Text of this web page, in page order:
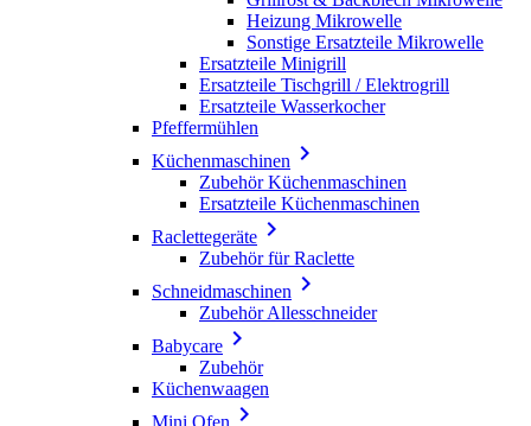
Heizung Mikrowelle
Sonstige Ersatzteile Mikrowelle
Ersatzteile Minigrill
Ersatzteile Tischgrill / Elektrogrill
Ersatzteile Wasserkocher
Pfeffermühlen
Küchenmaschinen 
Zubehör Küchenmaschinen
Ersatzteile Küchenmaschinen
Raclettegeräte 
Zubehör für Raclette
Schneidmaschinen 
Zubehör Allesschneider
Babycare 
Zubehör
Küchenwaagen
Mini Ofen 